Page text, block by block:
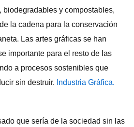
biodegradables y compostables,
la cadena para la conservación
Las artes gráficas se han
importante para el resto de las
a procesos sostenibles que
sin destruir. Industria Gráfica.
que sería de la sociedad sin las